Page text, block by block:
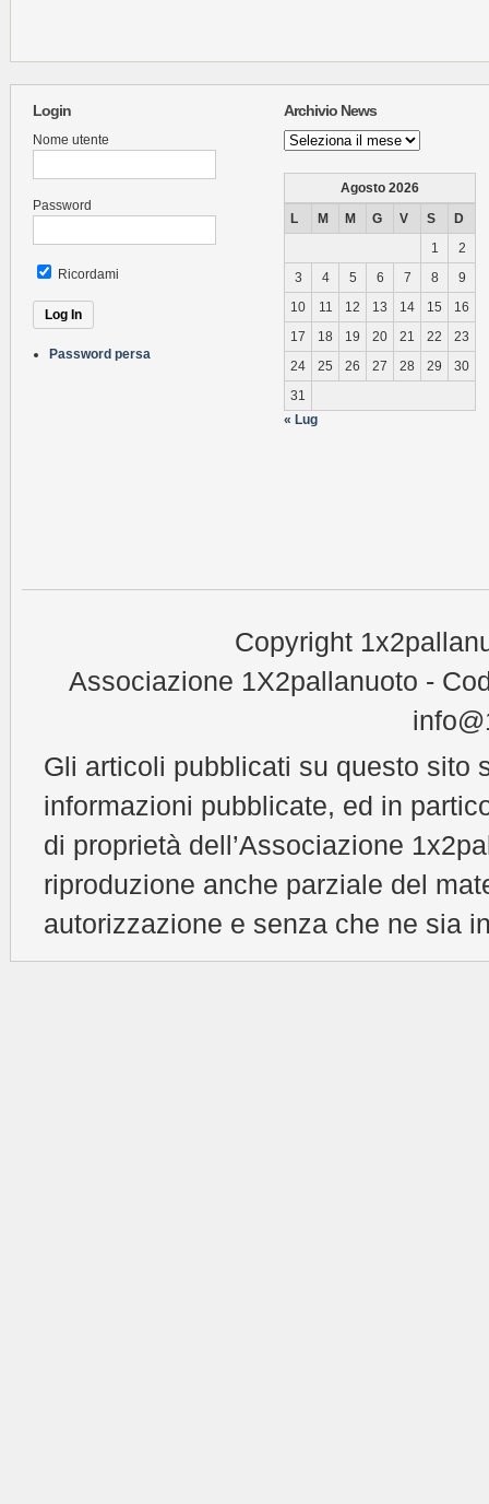
Login
Nome utente
Password
Ricordami
Password persa
Archivio News
Archivio
News
Agosto 2026
L
M M G V S
D
1
2
3
4 5 6 7 8
9
10
11 12 13 14 15
16
17
18 19 20 21 22
23
24
25 26 27 28 29
30
31
« Lug
Copyright
Associazione 1X2pallanuoto -
Gli articoli pubblicati su questo sito
informazioni pubblicate, ed in
di proprietà dell’Associazione
riproduzione anche parziale del
autorizzazione e senza che ne sia